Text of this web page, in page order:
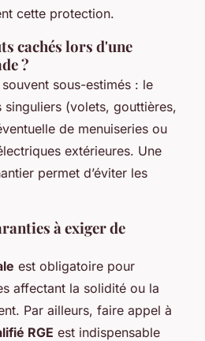
cette protection.
cachés lors d'une
?
sous-estimés : le
(volets, gouttières,
de menuiseries ou
extérieures. Une
permet d’éviter les
à exiger de
est obligatoire pour
affectant la solidité ou la
Par ailleurs, faire appel à
RGE est indispensable